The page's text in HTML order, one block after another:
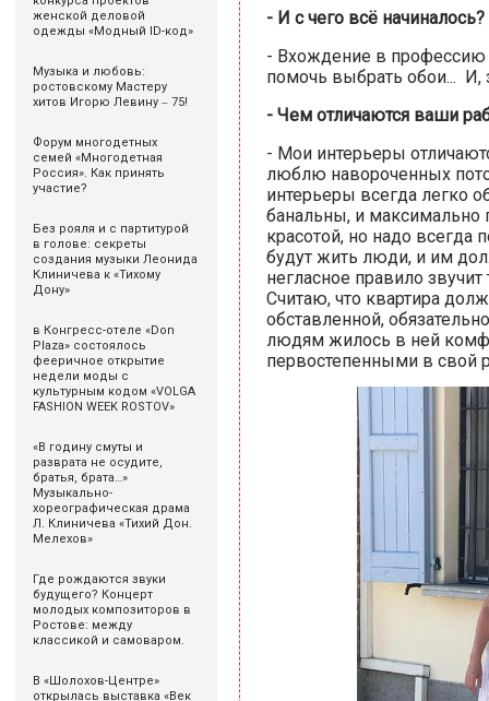
женской деловой
одежды «Модный ID-код»
Музыка и любовь:
ростовскому Мастеру
хитов Игорю Левину ‒ 75!
Форум многодетных
семей «Многодетная
Россия». Как принять
участие?
Без рояля и с партитурой
в голове: секреты
создания музыки Леонида
Клиничева к «Тихому
Дону»
в Конгресс-отеле «Don
Plaza» состоялось
фееричное открытие
недели моды с
культурным кодом «VOLGA
FASHION WEEK ROSTOV»
«В годину смуты и
разврата не осудите,
братья, брата…»
Музыкально-
хореографическая драма
Л. Клиничева «Тихий Дон.
Мелехов»
Где рождаются звуки
будущего? Концерт
молодых композиторов в
Ростове: между
классикой и самоваром.
В «Шолохов-Центре»
открылась выставка «Век
- И с чего всё начиналось?
- Вхождение в профессию
помочь выбрать обои... И,
- Чем отличаются ваши
- Мои интерьеры
люблю навороченных
интерьеры всегда легко
банальны, и максимально
красотой, но надо всегда
будут жить люди, и им
негласное правило
Считаю, что квартира
обставленной,
людям жилось в ней
первостепенными в свой